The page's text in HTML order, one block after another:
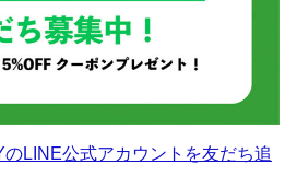
LINE公式アカウントを友だち追